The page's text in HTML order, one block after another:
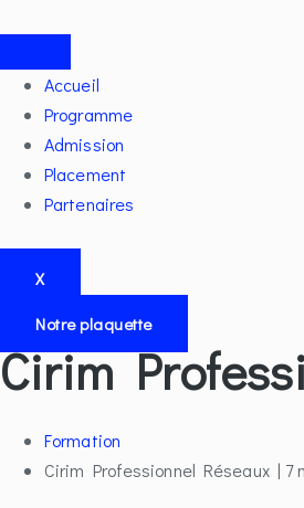
contenuAccueil
Programme
Admission
Placement
Partenaires
X
Notre plaquette
Cirim
Formation
Cirim Professionnel Réseaux | 7